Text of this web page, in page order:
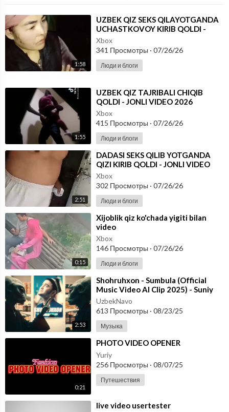
1:58
⁣UZBEK QIZ SEKS QILAYOTGANDA
UCHASTKOVOY KIRIB QOLDI -
JONLI VIDEO 2026
Xbox
341 Просмотры · 07/26/26
Люди и блоги
1:55
⁣UZBEK QIZ TAJRIBALI CHIQIB
QOLDI - JONLI VIDEO 2026
Xbox
415 Просмотры · 07/26/26
Люди и блоги
2:51
⁣DADASI SEKS QILIB YOTGANDA
QIZI KIRIB QOLDI - JONLI VIDEO
2026
Xbox
302 Просмотры · 07/26/26
Люди и блоги
0:15
⁣Xijoblik qiz ko'chada yigiti bilan
video
Xbox
146 Просмотры · 07/26/26
Люди и блоги
2:53
⁣Shohruhxon - Sumbula (Official
Music Video AI Clip 2025) - Suniy
Intelekt yordamida yaratilgan
UzbekNavo
613 Просмотры · 08/23/25
Музыка
0:21
⁣PHOTO VIDEO OPENER
Yuriy
256 Просмотры · 08/07/25
Путешествия
⁣live video usertester